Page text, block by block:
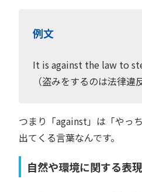
例文
It is against the law to
（盗みをするのは法律違
つまり「against」は「やっ
出てくる言葉なんです。
自然や環境に関する表現